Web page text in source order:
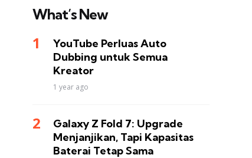
What’s New
YouTube Perluas Auto
Dubbing untuk Semua
Kreator
1 year ago
Galaxy Z Fold 7: Upgrade
Menjanjikan, Tapi Kapasitas
Baterai Tetap Sama